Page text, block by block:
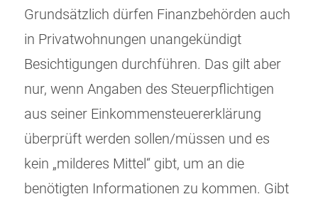
Grundsätzlich dürfen Finanzbehörden auch
in Privatwohnungen unangekündigt
Besichtigungen durchführen. Das gilt aber
nur, wenn Angaben des Steuerpflichtigen
aus seiner Einkommensteuererklärung
überprüft werden sollen/müssen und es
kein „milderes Mittel“ gibt, um an die
benötigten Informationen zu kommen. Gibt